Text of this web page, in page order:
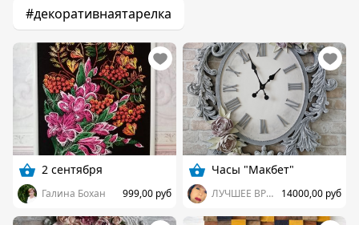
#декоративнаятарелка
2 сентября
Галина Бохан 999,00 руб
Часы "Макбет"
ЛУЧШЕЕ ВРЕМЯ 14000,00 руб